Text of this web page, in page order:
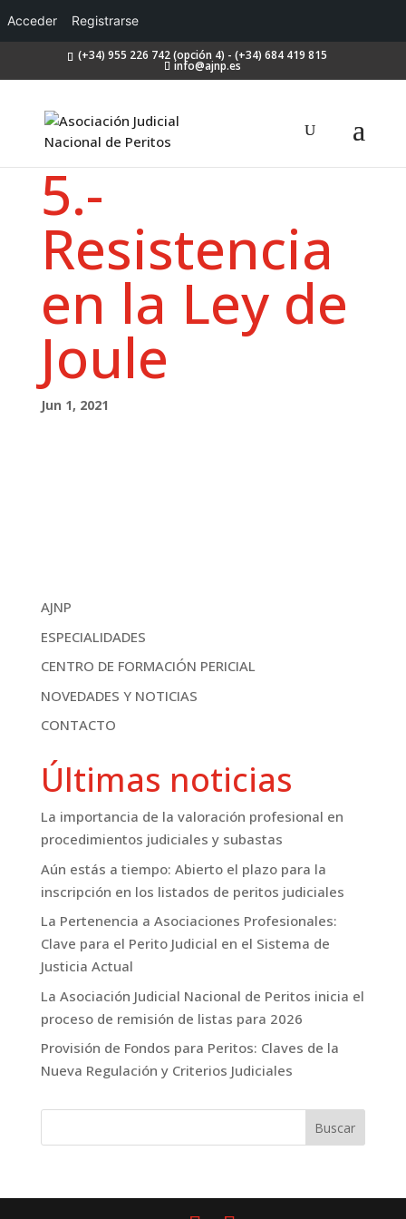
Acceder Registrarse
(+34) 955 226 742 (opción 4) - (+34) 684 419 815
info@ajnp.es
5.-
Resistencia
en la Ley de
Joule
Jun 1, 2021
AJNP
ESPECIALIDADES
CENTRO DE FORMACIÓN PERICIAL
NOVEDADES Y NOTICIAS
CONTACTO
Últimas noticias
La importancia de la valoración profesional en
procedimientos judiciales y subastas
Aún estás a tiempo: Abierto el plazo para la
inscripción en los listados de peritos judiciales
La Pertenencia a Asociaciones Profesionales:
Clave para el Perito Judicial en el Sistema de
Justicia Actual
La Asociación Judicial Nacional de Peritos inicia el
proceso de remisión de listas para 2026
Provisión de Fondos para Peritos: Claves de la
Nueva Regulación y Criterios Judiciales